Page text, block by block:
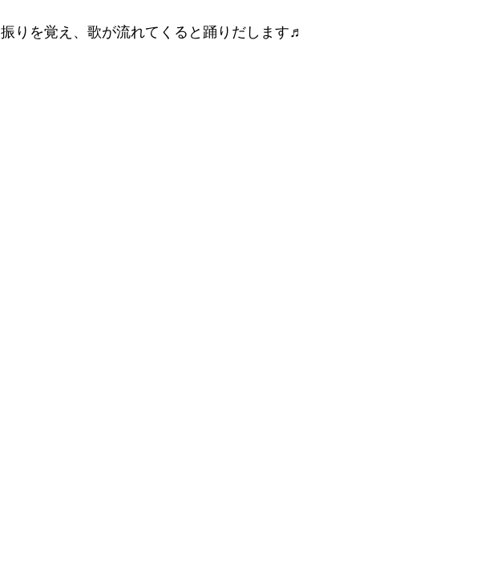
振りを覚え、歌が流れてくると踊りだします♬